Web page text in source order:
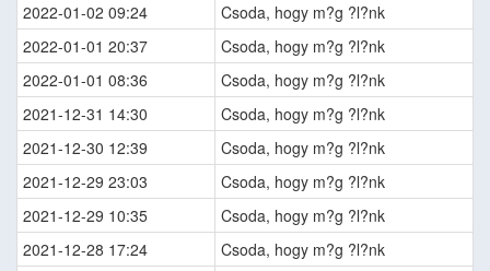
2022-01-02 09:24
Csoda, hogy m?g ?l?nk
2022-01-01 20:37
Csoda, hogy m?g ?l?nk
2022-01-01 08:36
Csoda, hogy m?g ?l?nk
2021-12-31 14:30
Csoda, hogy m?g ?l?nk
2021-12-30 12:39
Csoda, hogy m?g ?l?nk
2021-12-29 23:03
Csoda, hogy m?g ?l?nk
2021-12-29 10:35
Csoda, hogy m?g ?l?nk
2021-12-28 17:24
Csoda, hogy m?g ?l?nk